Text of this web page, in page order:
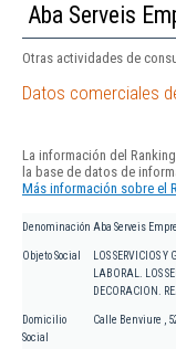
Aba Serveis
Otras actividades de
Datos comerciales
La información del
la base de datos de
Más información sobre el
Denominación Aba Serveis
Objeto Social
LOS SERVICIOS
LABORAL. LOS
DECORACION.
Domicilio
Social
Calle Benviure ,